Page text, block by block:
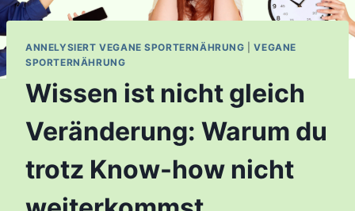
ANNELYSIERT VEGANE SPORTERNÄHRUNG |VEGANE
SPORTERNÄHRUNG
Wissen ist nicht gleich
Veränderung: Warum du
trotz Know-how nicht